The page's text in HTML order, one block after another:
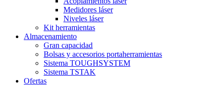
Medidores láser
Niveles láser
Kit herramientas
Almacenamiento
Gran capacidad
Bolsas y accesorios portaherramientas
Sistema TOUGHSYSTEM
Sistema TSTAK
Ofertas